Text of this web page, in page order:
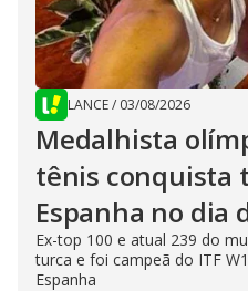
LANCE/ 03/08/2026
Medalhista
tênis conquista
Espanha no dia
Ex-top 100 e atual 239 do
turca e foi campeã do ITF
Espanha